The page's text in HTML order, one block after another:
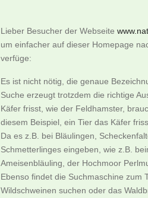
Lieber Besucher der Webseite
um einfacher auf dieser Homepage
verfüge:
Es ist nicht nötig, die genaue
Suche erzeugt trotzdem die richtige
Käfer frisst, wie der Feldhamster,
diesem Beispiel, ein Tier das Käfer
Da es z.B. bei Bläulingen,
Schmetterlinges eingeben, wie z.B.
Ameisenbläuling, der Hochmoor
Ebenso findet die Suchmaschine zum
Wildschweinen suchen oder das